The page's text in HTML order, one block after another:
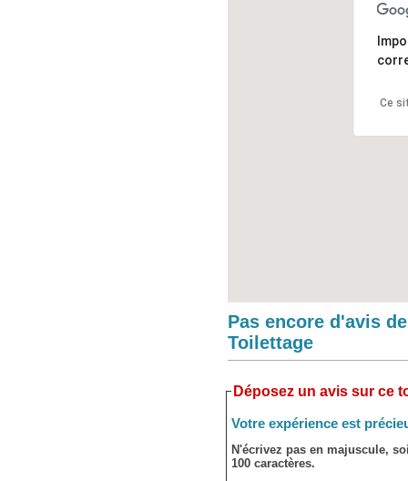
Ce
Pas encore d'avis
Toilettage
Déposez un avis sur ce
Votre expérience est
N'écrivez pas en majuscule,
100 caractères.